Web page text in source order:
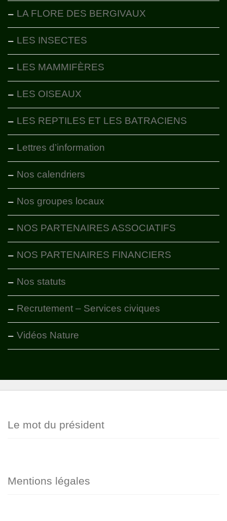
LA FLORE DES BERGIVAUX
LES INSECTES
LES MAMMIFÈRES
LES OISEAUX
LES REPTILES ET LES BATRACIENS
Lettres d’information
Nos calendriers
Nos groupes locaux
NOS PARTENAIRES ASSOCIATIFS
NOS PARTENAIRES FINANCIERS
Nos statuts
Recrutement – Services civiques
Vidéos Nature
Le mot du président
Mentions légales